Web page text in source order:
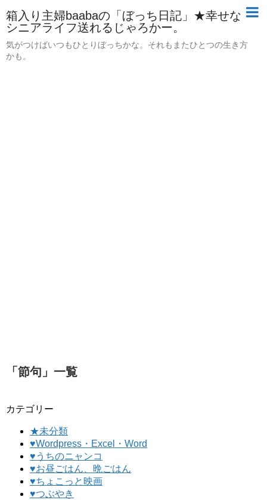
箱入り主婦baabaの「ぼっち日記」★幸せな
シニアライフ送れるじゃろかー。
気がつけばいつもひとりぼっちかな。それもまたひとつの生き方
かも。
「 節句 」 一覧
カテゴリー
★未分類
♥Wordpress・Excel・Word
♥うちのニャンコ
♥お昼ごはん、晩ごはん
♥ちょこっと映画
♥つぶやき